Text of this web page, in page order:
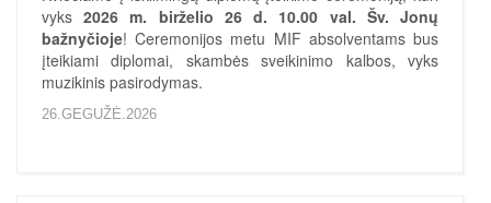
vyks2026 m. birželio 26 d. 10.00 val. Šv. Jonų
bažnyčioje! Ceremonijos metu MIF absolventams bus
įteikiami diplomai, skambės sveikinimo kalbos, vyks
muzikinis pasirodymas.
26.GEGUŽĖ.2026